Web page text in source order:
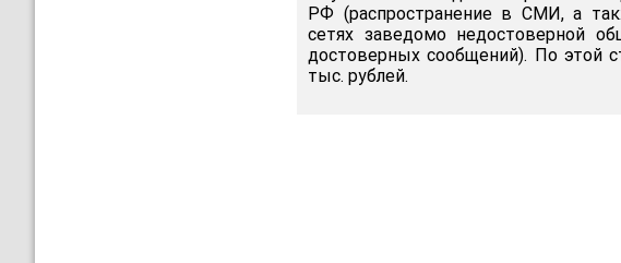
РФ (распространение в СМИ, а
сетях заведомо недостоверной
достоверных сообщений). По этой
тыс. рублей.